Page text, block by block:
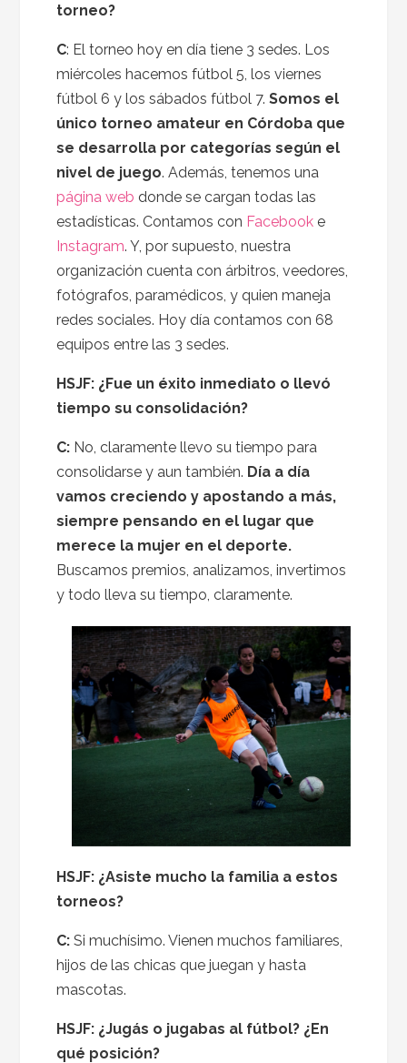
torneo?
C: El torneo hoy en día tiene 3 sedes. Los
miércoles hacemos fútbol 5, los viernes
fútbol 6 y los sábados fútbol 7.Somos el
único torneo amateur en Córdoba que
se desarrolla por categorías según el
nivel de juego. Además, tenemos una
página web donde se cargan todas las
estadísticas. Contamos con Facebook e
Instagram. Y, por supuesto, nuestra
organización cuenta con árbitros, veedores,
fotógrafos, paramédicos, y quien maneja
redes sociales. Hoy día contamos con 68
equipos entre las 3 sedes.
HSJF: ¿Fue un éxito inmediato o llevó
tiempo su consolidación?
C: No, claramente llevo su tiempo para
consolidarse y aun también. Día a día
vamos creciendo y apostando a más,
siempre pensando en el lugar que
merece la mujer en el deporte.
Buscamos premios, analizamos, invertimos
y todo lleva su tiempo, claramente.
HSJF: ¿Asiste mucho la familia a estos
torneos?
C: Si muchísimo. Vienen muchos familiares,
hijos de las chicas que juegan y hasta
mascotas.
HSJF: ¿Jugás o jugabas al fútbol? ¿En
qué posición?